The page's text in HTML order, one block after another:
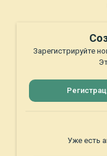
Зарегистрируйте
Уже есть